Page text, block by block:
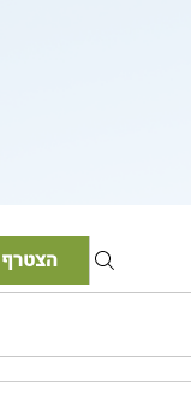
הצטרף